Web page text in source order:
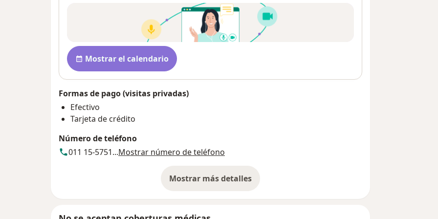
Pago después de la consulta Ver más
Disponibilidad
Mostrar el calendario
Formas de pago (visitas privadas)
Efectivo
Tarjeta de crédito
Número de teléfono
011 15-5751...Mostrar número de teléfono
Mostrar más detalles
sobre la dirección